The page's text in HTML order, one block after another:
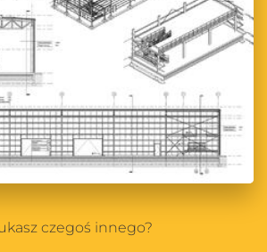
czegoś innego?